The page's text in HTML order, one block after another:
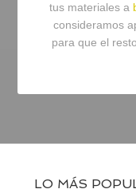
tus materiales a
consideramos
para que el
LO MÁS